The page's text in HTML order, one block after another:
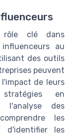
rôle clé dans
au
des outils
peuvent
de leurs
en
l'analyse des
les
d'identifier les